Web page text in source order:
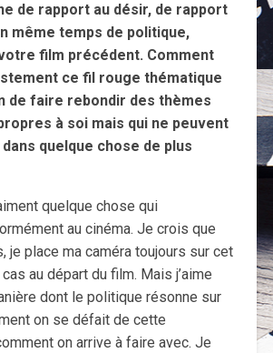
de rapport au désir, de rapport
même temps de politique,
film précédent. Comment
ce fil rouge thématique
de faire rebondir des thèmes
à soi mais qui ne peuvent
quelque chose de plus
quelque chose qui
au cinéma. Je crois que
je place ma caméra toujours sur cet
au départ du film. Mais j’aime
dont le politique résonne sur
on se défait de cette
on arrive à faire avec. Je